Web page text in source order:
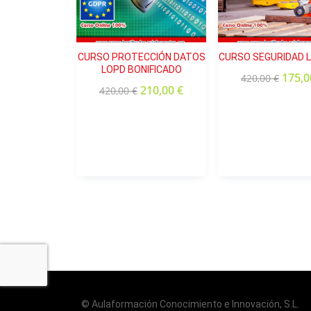
Contenido de la Ley
Implementación Práctica en las
Beneficios y Retos
Recomendaciones prácticas
Importancia de la autoevaluación
Condiciones para el Trabajo a
¿El curso incluye buenas prácticas para
¿Es necesario tener conocimientos previos?
CURSO PROTECCIÓN DATOS
LOPD BONIFICADO
420,00€ 210,00€
CURSO SEGURIDAD
420,00€
© Aulaformación Conocimiento e Innovación, S.L.